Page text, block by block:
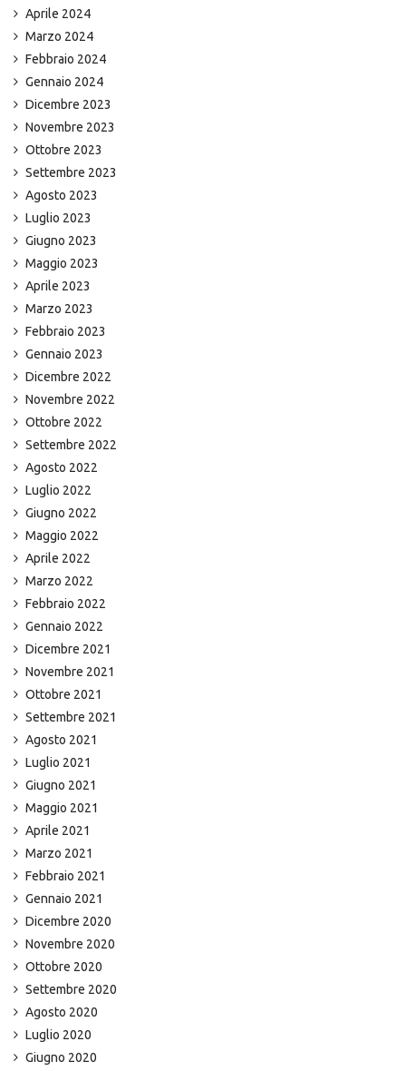
Aprile 2024
Marzo 2024
Febbraio 2024
Gennaio 2024
Dicembre 2023
Novembre 2023
Ottobre 2023
Settembre 2023
Agosto 2023
Luglio 2023
Giugno 2023
Maggio 2023
Aprile 2023
Marzo 2023
Febbraio 2023
Gennaio 2023
Dicembre 2022
Novembre 2022
Ottobre 2022
Settembre 2022
Agosto 2022
Luglio 2022
Giugno 2022
Maggio 2022
Aprile 2022
Marzo 2022
Febbraio 2022
Gennaio 2022
Dicembre 2021
Novembre 2021
Ottobre 2021
Settembre 2021
Agosto 2021
Luglio 2021
Giugno 2021
Maggio 2021
Aprile 2021
Marzo 2021
Febbraio 2021
Gennaio 2021
Dicembre 2020
Novembre 2020
Ottobre 2020
Settembre 2020
Agosto 2020
Luglio 2020
Giugno 2020